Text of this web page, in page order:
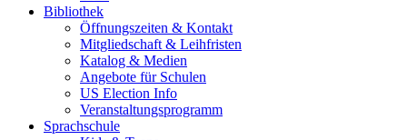
Bibliothek
Öffnungszeiten & Kontakt
Mitgliedschaft & Leihfristen
Katalog & Medien
Angebote für Schulen
US Election Info
Veranstaltungsprogramm
Sprachschule